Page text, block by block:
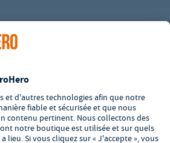
est exclusivement destinée aux
sont des prix unitaires nets majorés de
paiement peuvent entraîner des frais
par le fabricant
350€ net. Jusqu'à cette date, les frais
(hors TVA).